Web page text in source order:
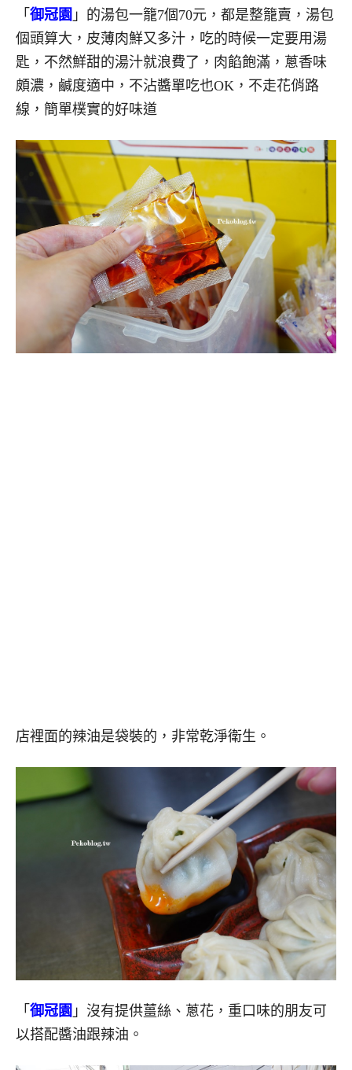
「 御冠園 」的湯包一籠7個70元，都是整籠賣，湯包
個頭算大，皮薄肉鮮又多汁，吃的時候一定要用湯
匙，不然鮮甜的湯汁就浪費了，肉餡飽滿，蔥香味
頗濃，鹹度適中，不沾醬單吃也OK，不走花俏路
線，簡單樸實的好味道
店裡面的辣油是袋裝的，非常乾淨衛生。
「 御冠園 」沒有提供薑絲、蔥花，重口味的朋友可
以搭配醬油跟辣油。